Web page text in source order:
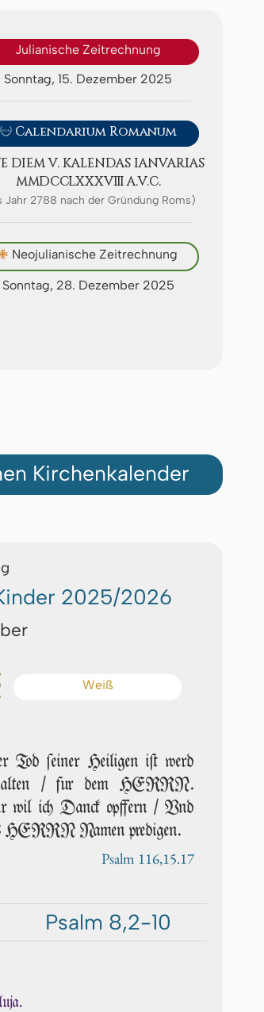
Julianische Zeitrechnung
Sonntag, 15. Dezember 2025
 Calendarium Romanum
DIEM V. KA­LEN­DAS IA­NV­A­RI­AS
ⅯⅯⅮⅭⅭⅬⅩⅩⅩⅧ A.V.C.
Jahr 2788 nach der Gründung Roms)
Neojulianische Zeitrechnung
Sonntag, 28. Dezember 2025
Kirchenkalender
2025/2026
Weiß
Tod ſei­ner Heiligen iſt werd
/ fur dem HERRN.
wil ich Danck opffern / Vnd
HERRN Namen predigen.
Psalm 116,15.17
Psalm 8,2-10